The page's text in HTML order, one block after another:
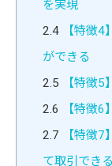
を実現
2.4【特徴4
ができる
2.5 【特徴5
2.6 【特徴6
2.7 【特徴7
て取引できる